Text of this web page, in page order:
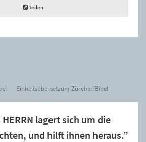
Teilen
Einheitsübersetzung Zürcher Bibel
HERRN lagert sich um die
und hilft ihnen heraus.”